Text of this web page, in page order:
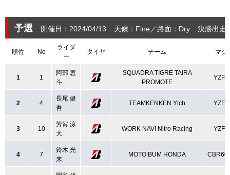
予選 開催日：2024/04/13 天候：Fine 路面：Dry 決勝出走
順位 No
ライダ
ー
タイヤ チーム マシ
1 1
阿部 恵
斗
SQUADRA TIGRE TAIRA
PROMOTE
YZF-
2 4
長尾 健
吾
TEAMKENKEN Ytch YZF-
3 10
芳賀 涼
大
WORK NAVI Nitro Racing YZF-
4 7
鈴木 光
来
MOTO BUM HONDA